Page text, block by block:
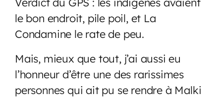
le bon endroit, pile poil, et La
Condamine le rate de peu.
Mais, mieux que tout, j’ai aussi eu
l’honneur d’être une des rarissimes
personnes qui ait pu se rendre à Malki